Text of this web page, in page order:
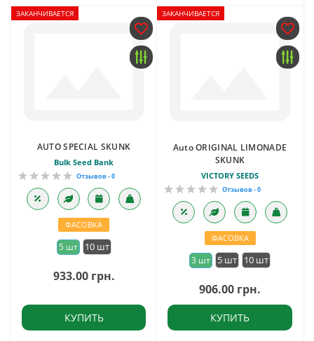
ЗАКАНЧИВАЕТСЯ
AUTO SPECIAL SKUNK
Bulk Seed Bank
Отзывов - 0
ФАСОВКА
5 шт 10 шт
933.00 грн.
КУПИТЬ
ЗАКАНЧИВАЕТСЯ
Auto ORIGINAL LIMONADE
SKUNK
VICTORY SEEDS
Отзывов - 0
ФАСОВКА
3 шт 5 шт 10 шт
906.00 грн.
КУПИТЬ